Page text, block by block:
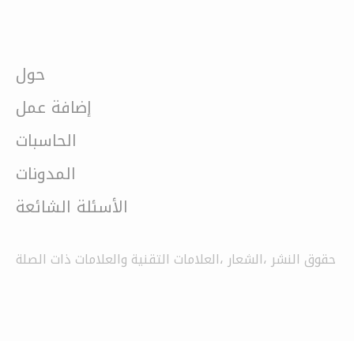
حول
إضافة عمل
الحاسبات
المدونات
الأسئلة الشائعة
حقوق النشر ،الشعار ،العلامات التقنية والعلامات ذات الصلة